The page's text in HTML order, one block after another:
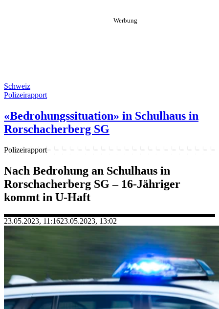
Schweiz
Polizeirapport
«Bedrohungssituation» in Schulhaus in
Rorschacherberg SG
Polizeirapport
Nach Bedrohung an Schulhaus in
Rorschacherberg SG – 16-Jähriger
kommt in U-Haft
23.05.2023, 11:1623.05.2023, 13:02